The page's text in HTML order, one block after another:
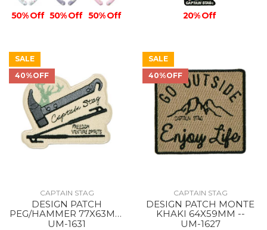
50% Off 50% Off 50% Off 20% Off
SALE
40%OFF
CAPTAIN STAG
DESIGN PATCH
PEG/HAMMER 77X63MM
--
UM-1631
SALE
40%OFF
CAPTAIN STAG
DESIGN PATCH MONTE
KHAKI 64X59MM --
UM-1627